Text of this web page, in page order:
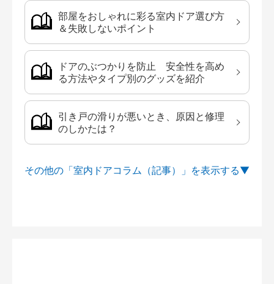
部屋をおしゃれに彩る室内ドア選び方
＆失敗しないポイント
ドアのぶつかりを防止 安全性を高め
る方法やタイプ別のグッズを紹介
引き戸の滑りが悪いとき、原因と修理
のしかたは？
その他の「室内ドアコラム（記事）」を